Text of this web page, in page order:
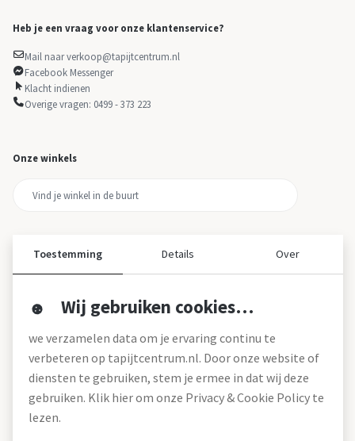
Heb je een vraag voor onze klantenservice?
Mail naar verkoop@tapijtcentrum.nl
Facebook Messenger
Klacht indienen
Overige vragen: 0499 - 373 223
Onze winkels
Over tapijtcentrum
Werken bij
Montageservice
Blog
Toestemming Details Over
Wij gebruiken cookies…
we verzamelen data om je ervaring continu te
verbeteren op tapijtcentrum.nl. Door onze website of
diensten te gebruiken, stem je ermee in dat wij deze
gebruiken. Klik hier om onze Privacy & Cookie Policy te
lezen.